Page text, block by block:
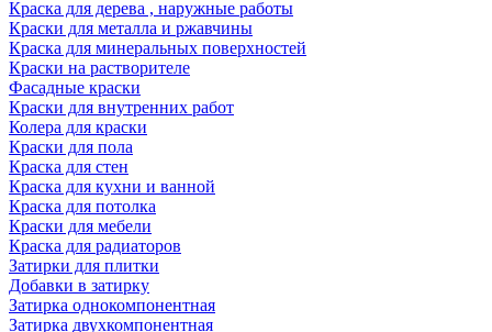
Краска для дерева , наружные работы
Краски для металла и ржавчины
Краска для минеральных поверхностей
Краски на растворителе
Фасадные краски
Краски для внутренних работ
Колера для краски
Краски для пола
Краска для стен
Краска для кухни и ванной
Краска для потолка
Краски для мебели
Краска для радиаторов
Затирки для плитки
Добавки в затирку
Затирка однокомпонентная
Затирка двухкомпонентная